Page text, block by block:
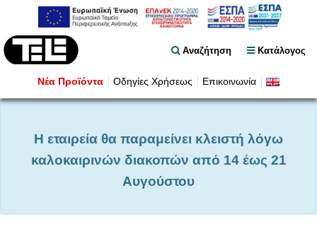
Κατάλογος
Αναζήτηση
Νέα Προϊόντα Οδηγίες Χρήσεως Επικοινωνία
Η εταιρεία θα παραμείνει κλειστή λόγω
καλοκαιρινών διακοπών από 14 έως 21
Αυγούστου